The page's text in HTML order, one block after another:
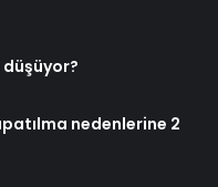
nedenlerine 2